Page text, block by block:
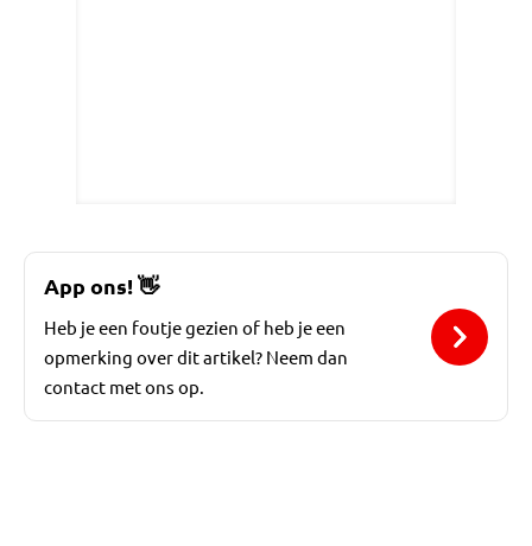
App ons!👋
Heb je een foutje gezien of heb je een
opmerking over dit artikel? Neem dan
contact met ons op.